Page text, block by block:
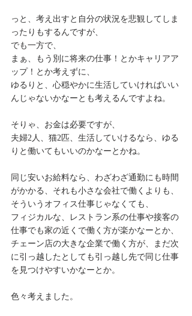
っと、考え出すと自分の状況を悲観してしま
ったりもするんですが、
でも一方で、
まぁ、もう別に将来の仕事！とかキャリアア
ップ！とか考えずに、
ゆるりと、心穏やかに生活していければいい
んじゃないかなーとも考えるんですよね。
そりゃ、お金は必要ですが、
夫婦2人、猫2匹、生活していけるなら、ゆる
りと働いてもいいのかなーとかね。
同じ安いお給料なら、わざわざ通勤にも時間
がかかる、それも小さな会社で働くよりも、
そういうオフィス仕事じゃなくても、
フィジカルな、レストラン系の仕事や接客の
仕事でも家の近くで働く方が楽かなーとか、
チェーン店の大きな企業で働く方が、まだ次
に引っ越したとしても引っ越し先で同じ仕事
を見つけやすいかなーとか。
色々考えました。